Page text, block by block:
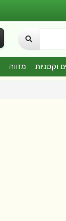
וקטניות מזווה